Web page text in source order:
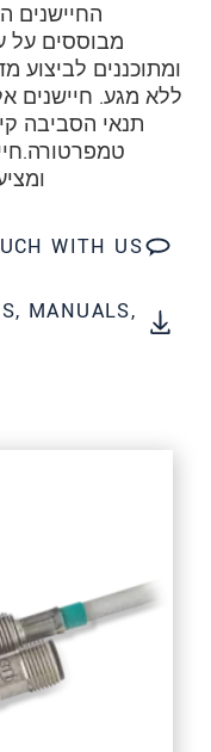
ומתוכננים לביצוע
ללא מגע. חיישנים
תנאי הסביבה
WITH US!
MANUALS,
כתובת דוא"ל *
ארץ*
Message
*
* שדות חובה
אנו מתייחסים
הצהרת הפרטיות